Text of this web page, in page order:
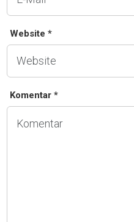
Website *
Komentar *